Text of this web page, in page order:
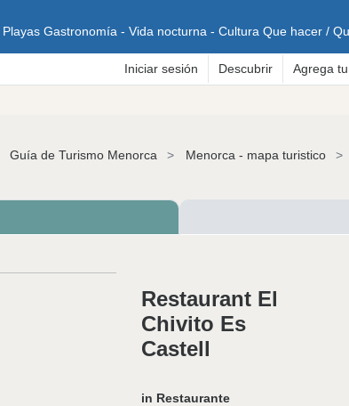
Playas Gastronomía - Vida nocturna - Cultura Que hacer /
Iniciar sesión Descubrir Agrega
Guía de Turismo Menorca Menorca - mapa turistico
Restaurant El
Chivito Es
Castell
in Restaurante